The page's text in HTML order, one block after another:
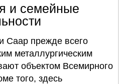
и семейные
Саар прежде всего
металлургическим
объектом Всемирного
того, здесь